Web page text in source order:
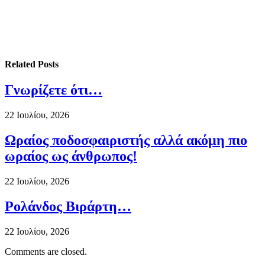
Related Posts
Γνωρίζετε ότι…
22 Ιουλίου, 2026
Ωραίος ποδοσφαιριστής αλλά ακόμη πιο
ωραίος ως άνθρωπος!
22 Ιουλίου, 2026
Ρολάνδος Βιράρτη…
22 Ιουλίου, 2026
Comments are closed.